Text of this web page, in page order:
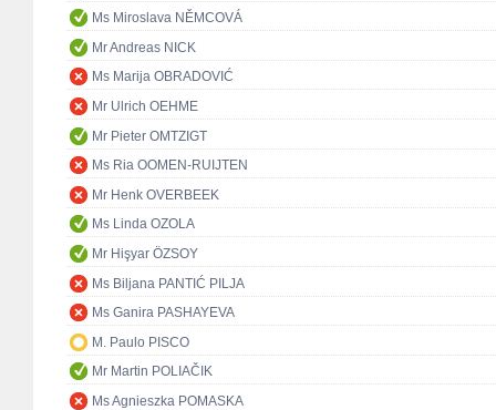
Ms Miroslava NĚMCOVÁ
Mr Andreas NICK
Ms Marija OBRADOVIĆ
Mr Ulrich OEHME
Mr Pieter OMTZIGT
Ms Ria OOMEN-RUIJTEN
Mr Henk OVERBEEK
Ms Linda OZOLA
Mr Hişyar ÖZSOY
Ms Biljana PANTIĆ PILJA
Ms Ganira PASHAYEVA
M. Paulo PISCO
Mr Martin POLIAČIK
Ms Agnieszka POMASKA